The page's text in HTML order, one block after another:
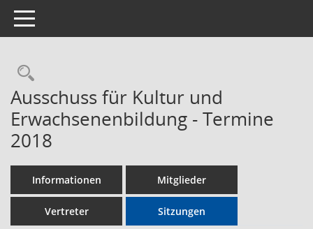
Toggle navigation
Rechercheauswahl
Ausschuss für Kultur und
Erwachsenenbildung - Termine
2018
Informationen Mitglieder
Vertreter Sitzungen